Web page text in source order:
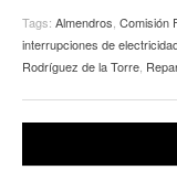
Tags: Almendros Comisión
interrupciones de
Rodríguez de la Torre